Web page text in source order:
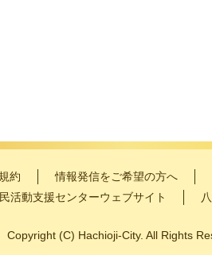
約 情報発信をご希望の方へ
活動支援センターウェブサイト
Copyright (C) Hachioji-City. All Rights